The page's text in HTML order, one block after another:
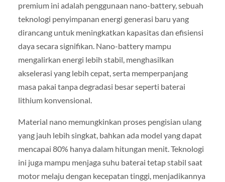
premium ini adalah penggunaan nano-battery, sebuah
teknologi penyimpanan energi generasi baru yang
dirancang untuk meningkatkan kapasitas dan efisiensi
daya secara signifikan. Nano-battery mampu
mengalirkan energi lebih stabil, menghasilkan
akselerasi yang lebih cepat, serta memperpanjang
masa pakai tanpa degradasi besar seperti baterai
lithium konvensional.
Material nano memungkinkan proses pengisian ulang
yang jauh lebih singkat, bahkan ada model yang dapat
mencapai 80% hanya dalam hitungan menit. Teknologi
ini juga mampu menjaga suhu baterai tetap stabil saat
motor melaju dengan kecepatan tinggi, menjadikannya